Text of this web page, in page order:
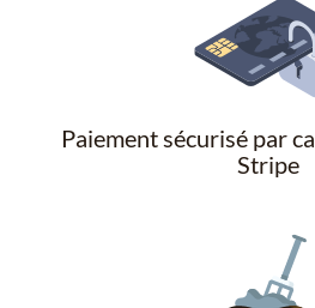
Paiement sécurisé par
Stripe